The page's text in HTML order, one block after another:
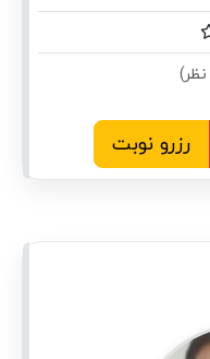
رزرو نوبت